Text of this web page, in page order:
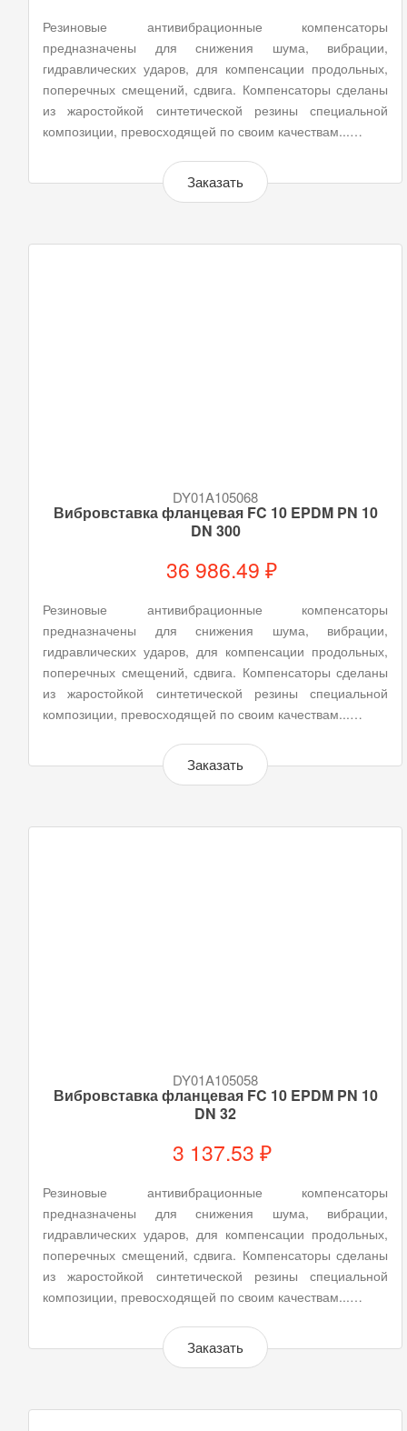
Резиновые антивибрационные компенсаторы
предназначены для снижения шума, вибрации,
гидравлических ударов, для компенсации продольных,
поперечных смещений, сдвига. Компенсаторы сделаны
из жаростойкой синтетической резины специальной
композиции, превосходящей по своим качествам...…
Заказать
DY01A105068
Вибровставка фланцевая FC 10 EPDM PN 10
DN 300
36 986.49 ₽
Резиновые антивибрационные компенсаторы
предназначены для снижения шума, вибрации,
гидравлических ударов, для компенсации продольных,
поперечных смещений, сдвига. Компенсаторы сделаны
из жаростойкой синтетической резины специальной
композиции, превосходящей по своим качествам...…
Заказать
DY01A105058
Вибровставка фланцевая FC 10 EPDM PN 10
DN 32
3 137.53 ₽
Резиновые антивибрационные компенсаторы
предназначены для снижения шума, вибрации,
гидравлических ударов, для компенсации продольных,
поперечных смещений, сдвига. Компенсаторы сделаны
из жаростойкой синтетической резины специальной
композиции, превосходящей по своим качествам...…
Заказать